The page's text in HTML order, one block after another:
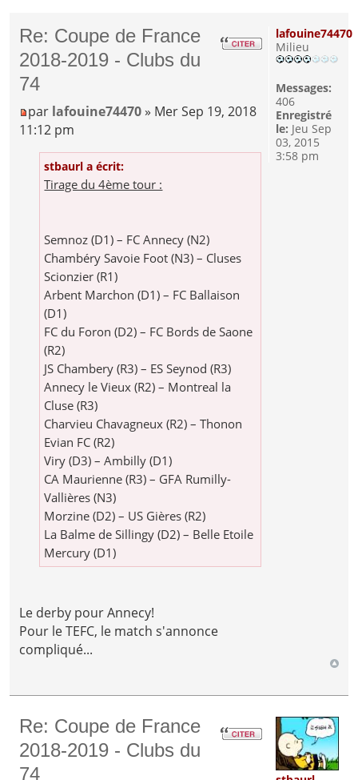
Re: Coupe de France
2018-2019 - Clubs du
74
par lafouine74470 » Mer Sep 19, 2018
11:12 pm
stbaurl a écrit:
Tirage du 4ème tour :
Semnoz (D1) – FC Annecy (N2)
Chambéry Savoie Foot (N3) – Cluses
Scionzier (R1)
Arbent Marchon (D1) – FC Ballaison
(D1)
FC du Foron (D2) – FC Bords de Saone
(R2)
JS Chambery (R3) – ES Seynod (R3)
Annecy le Vieux (R2) – Montreal la
Cluse (R3)
Charvieu Chavagneux (R2) – Thonon
Evian FC (R2)
Viry (D3) – Ambilly (D1)
CA Maurienne (R3) – GFA Rumilly-
Vallières (N3)
Morzine (D2) – US Gières (R2)
La Balme de Sillingy (D2) – Belle Etoile
Mercury (D1)
Le derby pour Annecy!
Pour le TEFC, le match s'annonce
compliqué...
lafouine74470
Milieu
Messages:
406
Enregistré
le: Jeu Sep
03, 2015
3:58 pm
Re: Coupe de France
2018-2019 - Clubs du
74